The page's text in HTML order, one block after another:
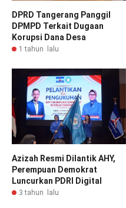
DPRD Tangerang Panggil
DPMPD Terkait Dugaan
Korupsi Dana Desa
1 tahun lalu
Azizah Resmi Dilantik AHY,
Perempuan Demokrat
Luncurkan PDRI Digital
3 tahun lalu